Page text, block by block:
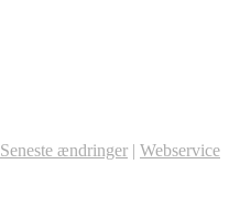
Seneste ændringer | Webservice